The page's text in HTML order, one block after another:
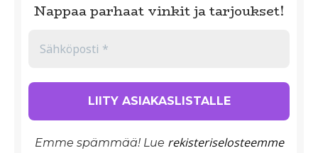
Nappaa parhaat vinkit ja tarjoukset!
Emme spämmää! Lue rekisteriselosteemme